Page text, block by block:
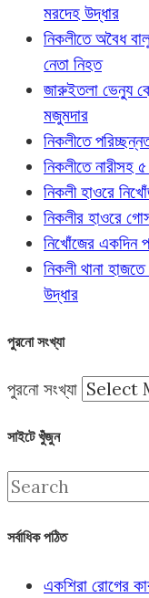
মরদেহ উদ্ধার
নিকলীতে অবৈধ
নেতা নিহত
জারুইতলা ভেন্যু
মজুমদার
নিকলীতে
নিকলীতে নারীসহ
নিকলী হাওরে
নিকলীর হাওরে
নিখোঁজের একদিন
নিকলী থানা
উদ্ধার
পুরনো সংখ্যা
পুরনো সংখ্যা
সাইটে খুঁজুন
সর্বাধিক পঠিত
একশিরা রোগের